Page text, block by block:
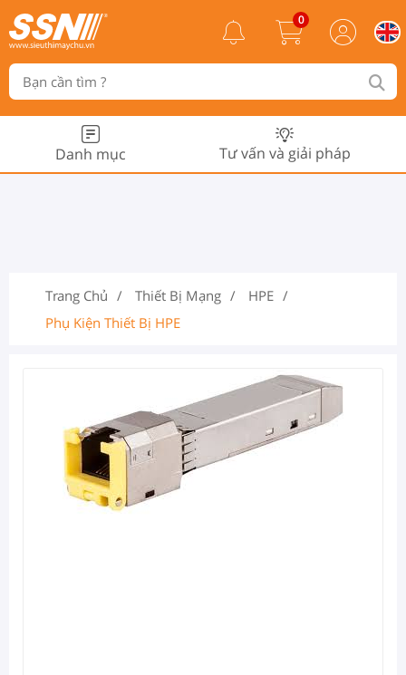
0
Danh mục Tư vấn và giải pháp
Trang Chủ Thiết Bị Mạng
HPE
Phụ Kiện Thiết Bị HPE